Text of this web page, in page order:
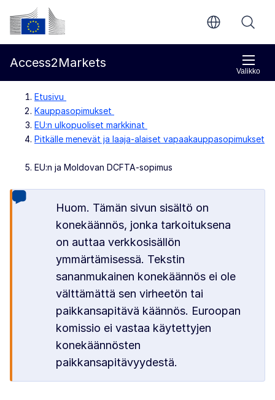
Siirry pääsisältöön
Euroopan komissio
Valikko
Access2Markets
Etusivu
Kauppasopimukset
EU:n ulkopuoliset markkinat
Pitkälle menevät ja laaja-alaiset vapaakauppasopimukset
EU:n ja Moldovan DCFTA-sopimus
Huom. Tämän sivun sisältö on
konekäännös, jonka tarkoituksena
on auttaa verkkosisällön
ymmärtämisessä. Tekstin
sananmukainen konekäännös ei ole
välttämättä sen virheetön tai
paikkansapitävä käännös. Euroopan
komissio ei vastaa käytettyjen
konekäännösten
paikkansapitävyydestä.